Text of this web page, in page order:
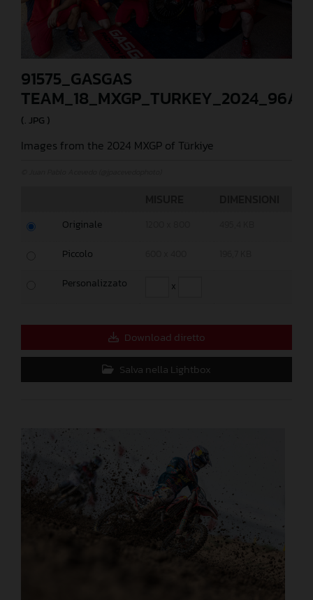
91575_GASGAS
(. JPG )
Images from the 2024 MXGP of Türkiye
Originale
Piccolo
Personalizzato x
Download diretto
Salva nella Lightbox